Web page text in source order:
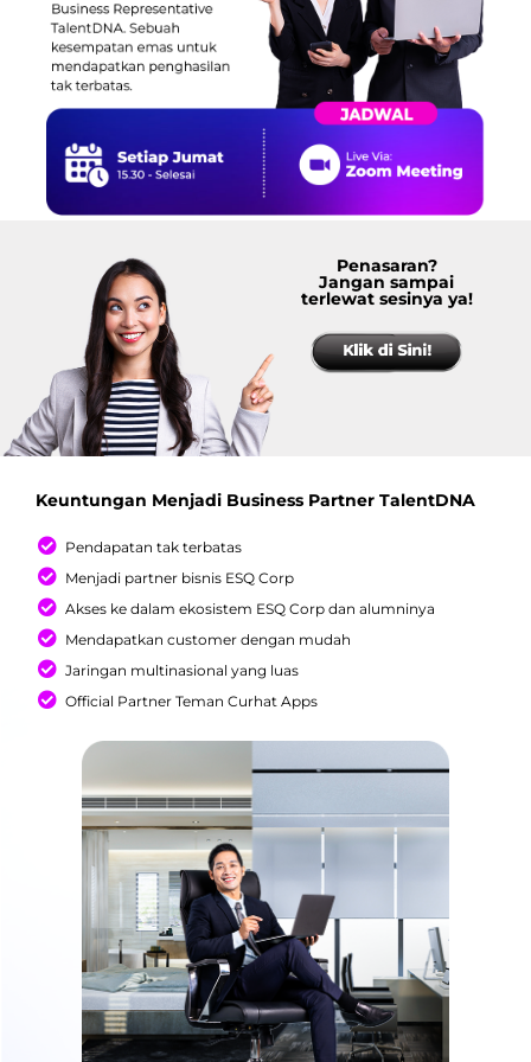
Penasaran?
Jangan sampai
terlewat sesinya ya!
Keuntungan Menjadi Business Partner TalentDNA
Pendapatan tak terbatas
Menjadi partner bisnis ESQ Corp
Akses ke dalam ekosistem ESQ Corp dan alumninya
Mendapatkan customer dengan mudah
Jaringan multinasional yang luas
Official Partner Teman Curhat Apps